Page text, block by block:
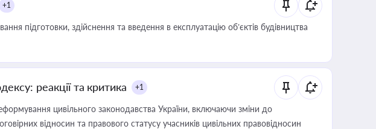
+1
підготовки, здійснення та введення в експлуатацію об’єктів будівництва
реакції та критика +1
цивільного законодавства України, включаючи зміни до
відносин та правового статусу учасників цивільних правовідносин